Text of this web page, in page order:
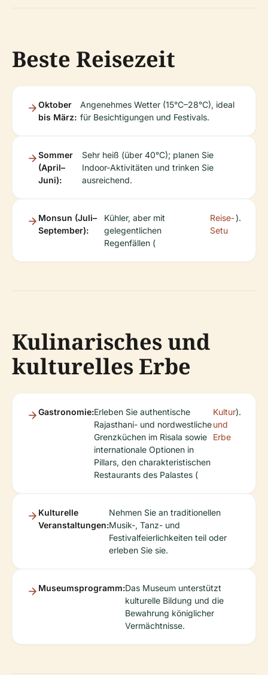
Beste Reisezeit
Oktober
bis März:
Angenehmes Wetter (15°C–28°C), ideal
für Besichtigungen und Festivals.
Sommer
(April–
Juni):
Sehr heiß (über 40°C); planen Sie
Indoor-Aktivitäten und trinken Sie
ausreichend.
Monsun (Juli–
September):
Kühler, aber mit
gelegentlichen
Regenfällen (
Reise-
Setu
).
Kulinarisches und
kulturelles Erbe
Gastronomie:Erleben Sie authentische
Rajasthani- und nordwestliche
Grenzküchen im Risala sowie
internationale Optionen in
Pillars, den charakteristischen
Restaurants des Palastes (
Kultur
und
Erbe
).
Kulturelle
Veranstaltungen:
Nehmen Sie an traditionellen
Musik-, Tanz- und
Festivalfeierlichkeiten teil oder
erleben Sie sie.
Museumsprogramm:Das Museum unterstützt
kulturelle Bildung und die
Bewahrung königlicher
Vermächtnisse.